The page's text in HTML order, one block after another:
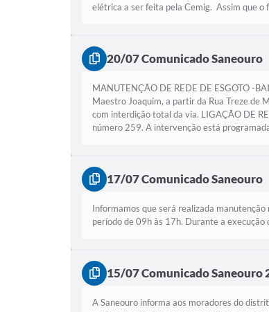
elétrica a ser feita pela Cemig. Assim que o
20/07 Comunicado Saneouro
MANUTENÇÃO DE REDE DE ESGOTO -
Maestro Joaquim, a partir da Rua Treze de
com interdição total da via. LIGAÇÃO DE
número 259. A intervenção está
17/07 Comunicado Saneouro
Informamos que será realizada
período de 09h às 17h. Durante a
15/07 Comunicado Saneouro
A Saneouro informa aos moradores do